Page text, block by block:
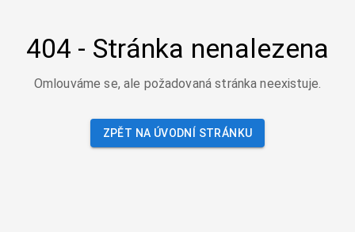
404 - Stránka nenalezena
Omlouváme se, ale požadovaná stránka neexistuje.
ZPĚT NA ÚVODNÍ STRÁNKU